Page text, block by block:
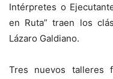
Intérpretes o
en Ruta” traen los
Lázaro Galdiano.
Tres nuevos talleres